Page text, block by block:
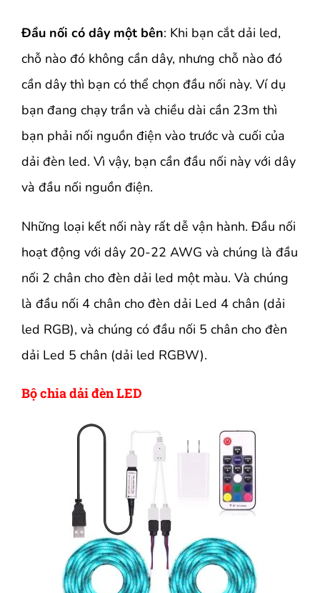
Đầu nối có dây một bên: Khi bạn cắt dải led,
chỗ nào đó không cần dây, nhưng chỗ nào đó
cần dây thì bạn có thể chọn đầu nối này. Ví dụ
bạn đang chạy trần và chiều dài cần 23m thì
bạn phải nối nguồn điện vào trước và cuối của
dải đèn led. Vì vậy, bạn cần đầu nối này với dây
và đầu nối nguồn điện.
Những loại kết nối này rất dễ vận hành. Đầu nối
hoạt động với dây 20-22 AWG và chúng là đầu
nối 2 chân cho đèn dải led một màu. Và chúng
là đầu nối 4 chân cho đèn dải Led 4 chân (dải
led RGB), và chúng có đầu nối 5 chân cho đèn
dải Led 5 chân (dải led RGBW).
Bộ chia dải đèn LED